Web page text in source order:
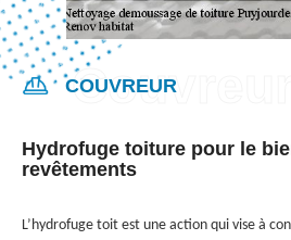
COUVREUR
Hydrofuge toiture pour le
revêtements
L’hydrofuge toit est une action qui vise à